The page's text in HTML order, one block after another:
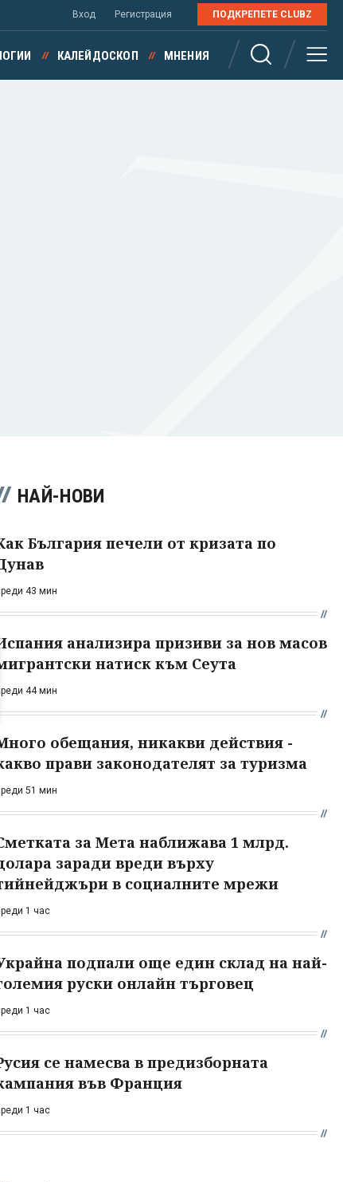
Вход Регистрация ПОДКРЕПЕТЕ CLUBZ
КАЛЕЙДОСКОП МНЕНИЯ
НАЙ-НОВИ
България печели от кризата по
43 мин
анализира призиви за нов масов
натиск към Сеута
44 мин
обещания, никакви действия -
прави законодателят за туризма
51 мин
за Мета наближава 1 млрд.
заради вреди върху
в социалните мрежи
1 час
подпали още един склад на най-
руски онлайн търговец
1 час
се намесва в предизборната
във Франция
1 час